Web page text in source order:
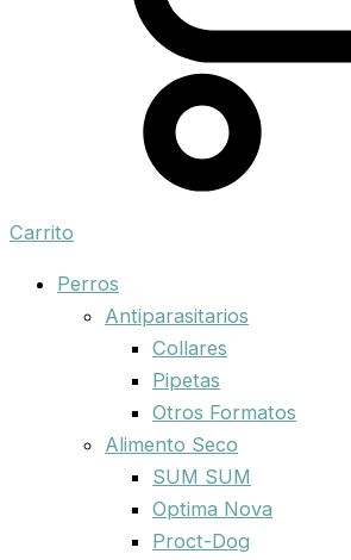
Carrito
Perros
Antiparasitarios
Collares
Pipetas
Otros Formatos
Alimento Seco
SUM SUM
Optima Nova
Proct-Dog